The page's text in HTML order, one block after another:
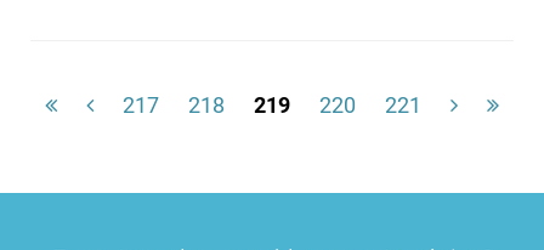
217 218 219 220 221